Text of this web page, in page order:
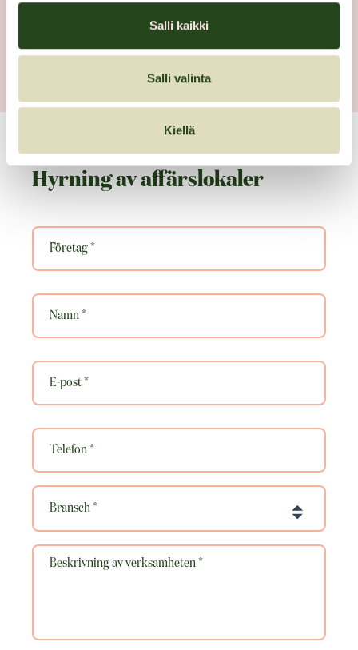
Salli kaikki
Salli valinta
Kiellä
Hyrning av affärslokaler
Företag *
Namn *
E-
post
Puhelinnumero *
Bransch
Beskrivning